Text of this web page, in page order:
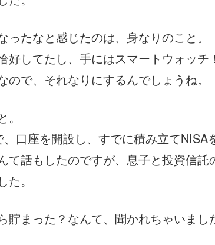
ったなと感じたのは、身なりのこと。
好してたし、手にはスマートウォッチ
ので、それなりにするんでしょうね。
口座を開設し、すでに積み立てNISA
て話もしたのですが、息子と投資信託
。
貯まった？なんて、聞かれちゃいまし